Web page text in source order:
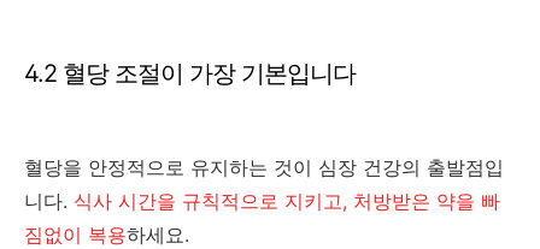
4.2 혈당 조절이 가장 기본입니다
혈당을 안정적으로 유지하는 것이 심장 건강의 출발점입
니다. 식사 시간을 규칙적으로 지키고, 처방받은 약을 빠
짐없이 복용하세요.